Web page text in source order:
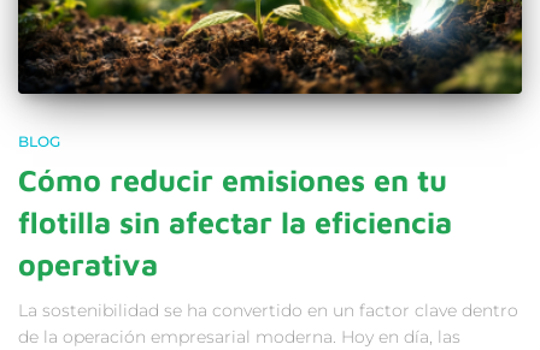
BLOG
Cómo reducir emisiones en tu
flotilla sin afectar la eficiencia
operativa
La sostenibilidad se ha convertido en un factor clave dentro
de la operación empresarial moderna. Hoy en día, las